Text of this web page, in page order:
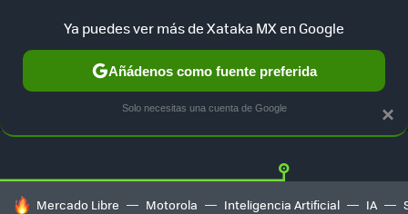
GUÍA DE COMPRAS MERCADO LIBRE
HOY SE HABLA DE
Mercado Libre Motorola Inteligencia Artificial IA
×
Ya puedes ver más de Xataka MX en Google
Añádenos como fuente preferida
Solo necesitas una cuenta de Google